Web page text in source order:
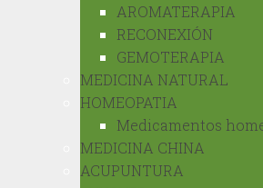
AROMATERAPIA
RECONEXIÓN
GEMOTERAPIA
MEDICINA NATURAL
HOMEOPATIA
Medicamentos
MEDICINA CHINA
ACUPUNTURA